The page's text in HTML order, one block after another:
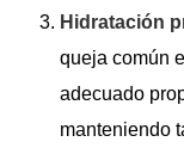
Hidratación
queja común
adecuado
manteniendo